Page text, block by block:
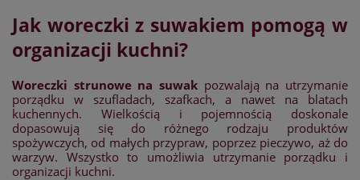
Jak woreczki z suwakiem pomogą w
organizacji kuchni?
Woreczki strunowe na suwak pozwalają na utrzymanie
porządku w szufladach, szafkach, a nawet na blatach
kuchennych. Wielkością i pojemnością doskonale
dopasowują się do różnego rodzaju produktów
spożywczych, od małych przypraw, poprzez pieczywo, aż do
warzyw. Wszystko to umożliwia utrzymanie porządku i
organizacji kuchni.